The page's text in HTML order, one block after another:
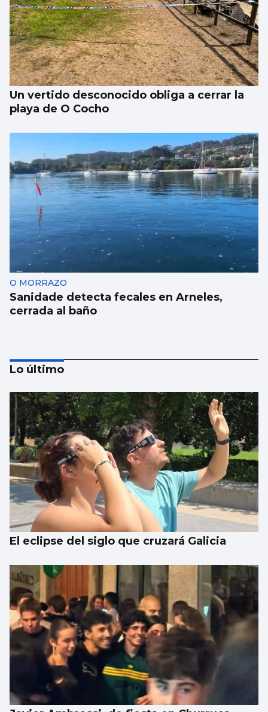
Un vertido desconocido obliga a cerrar la
playa de O Cocho
O MORRAZO
Sanidade detecta fecales en Arneles,
cerrada al baño
Las Festas do Cristo de Cangas se centran
en artistas gallegos
Lo último
El eclipse del siglo que cruzará Galicia